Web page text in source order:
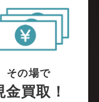
その場で
金買取！